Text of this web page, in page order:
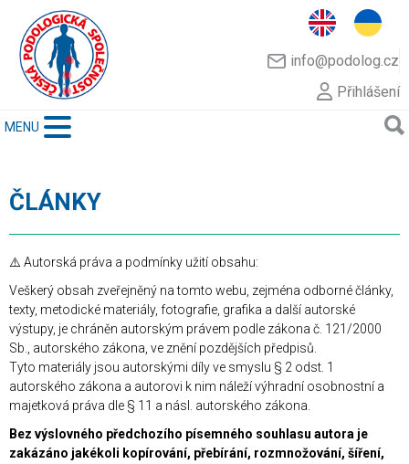
info@podolog.cz
Přihlášení
MENU
ČLÁNKY
⚠️ Autorská práva a podmínky užití obsahu:
Veškerý obsah zveřejněný na tomto webu, zejména odborné články,
texty, metodické materiály, fotografie, grafika a další autorské
výstupy, je chráněn autorským právem podle zákona č. 121/2000
Sb., autorského zákona, ve znění pozdějších předpisů.
Tyto materiály jsou autorskými díly ve smyslu § 2 odst. 1
autorského zákona a autorovi k nim náleží výhradní osobnostní a
majetková práva dle § 11 a násl. autorského zákona.
Bez výslovného předchozího písemného souhlasu autora je
zakázáno jakékoli kopírování, přebírání, rozmnožování, šíření,